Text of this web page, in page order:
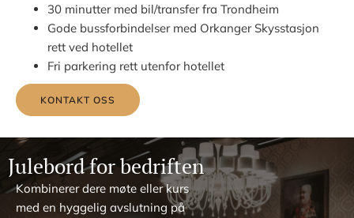
30 minutter med bil/transfer fra Trondheim
Gode bussforbindelser med Orkanger Skysstasjon
rett ved hotellet
Fri parkering rett utenfor hotellet
KONTAKT OSS
Julebord for bedriften
Kombinerer dere møte eller kurs
med en hyggelig avslutning på